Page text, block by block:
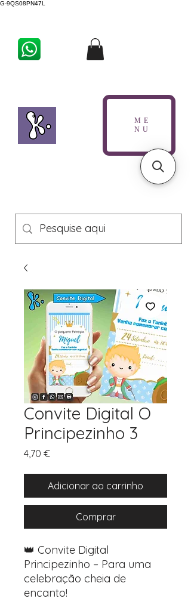
G-9QS08PN47L
ME
NU
Convite Digital O
Principezinho 3
4,70 €Preço
Adicionar ao carrinho
Comprar
👑 Convite Digital
Principezinho – Para uma
celebração cheia de
encanto!